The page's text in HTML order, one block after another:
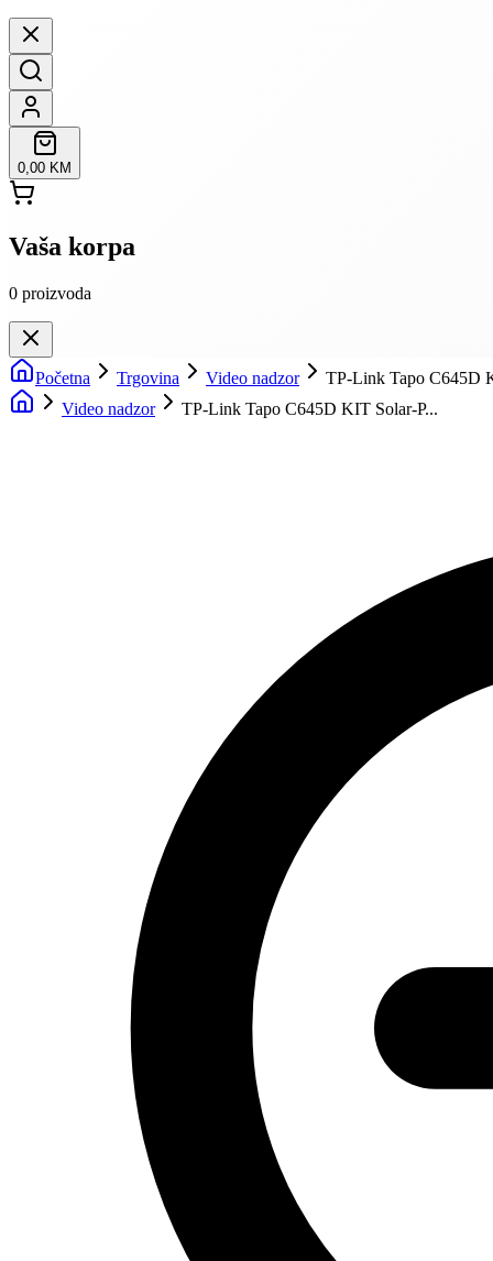
0,00 KM
Vaša korpa
0 proizvoda
Početna Trgovina Video nadzor
TP-Link Tapo C645D
Video nadzor
TP-Link Tapo C645D KIT Solar-P...